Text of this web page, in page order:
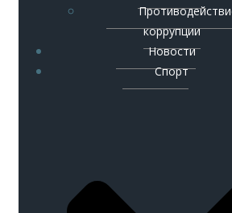
коррупции
Новости
Спорт